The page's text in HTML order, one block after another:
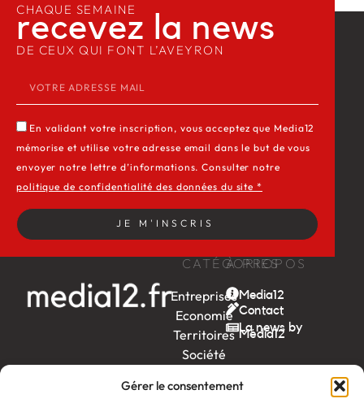
Gérer le consentement
CATÉGORIES
Entreprises
Economie
Territoires
Société
end
À PROPOS
Media12
Contact
La news by
Média12
CHAQUE SEMAINE
recevez la news​
DE CEUX QUI FONT L’AVEYRON
En validant votre inscription, vous acceptez que Media12
mémorise et utilise votre adresse email dans le but de vous
envoyer notre lettre d’informations. Consulter notre
politique de confidentialité des données du site *
JE M'INSCRIS